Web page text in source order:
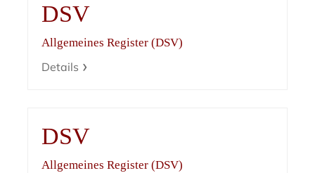
DSV
Allgemeines Register (DSV)
Details
DSV
Allgemeines Register (DSV)